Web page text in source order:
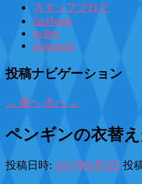
スタッフブログ
facebook
twitter
instagram
投稿ナビゲーション
← 前へ 次へ →
ペンギンの衣替
投稿日時: 2017年8月5日 投